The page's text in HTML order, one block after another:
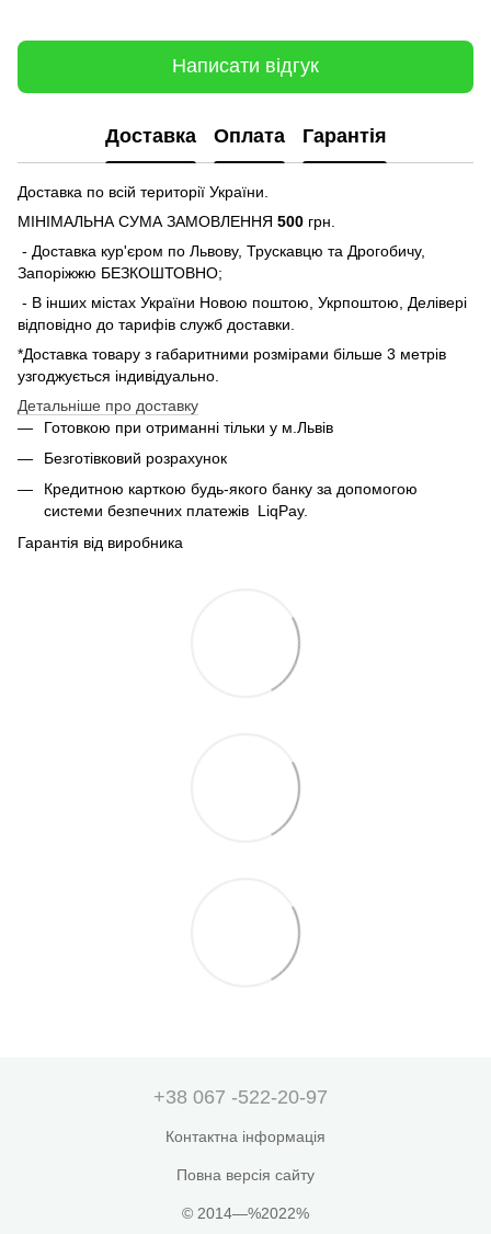
Написати відгук
Доставка Оплата Гарантія
Доставка по всій території України.
МІНІМАЛЬНА СУМА ЗАМОВЛЕННЯ 500 грн.
- Доставка кур'єром по Львову, Трускавцю та Дрогобичу,
Запоріжжю БЕЗКОШТОВНО;
- В інших містах України Новою поштою, Укрпоштою, Делівері
відповідно до тарифів служб доставки.
*Доставка товару з габаритними розмірами більше 3 метрів
узгоджується індивідуально.
Детальніше про доставку
Готовкою при отриманні тільки у м.Львів
Безготівковий розрахунок
Кредитною карткою будь-якого банку за допомогою
системи безпечних платежів LiqPay.
Гарантія від виробника
+38 067 -522-20-97
Контактна інформація
Повна версія сайту
© 2014—%2022%